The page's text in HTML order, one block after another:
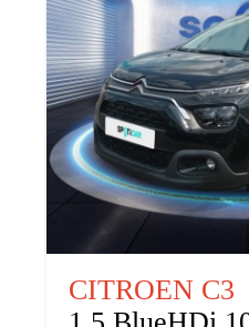
CITROEN C3